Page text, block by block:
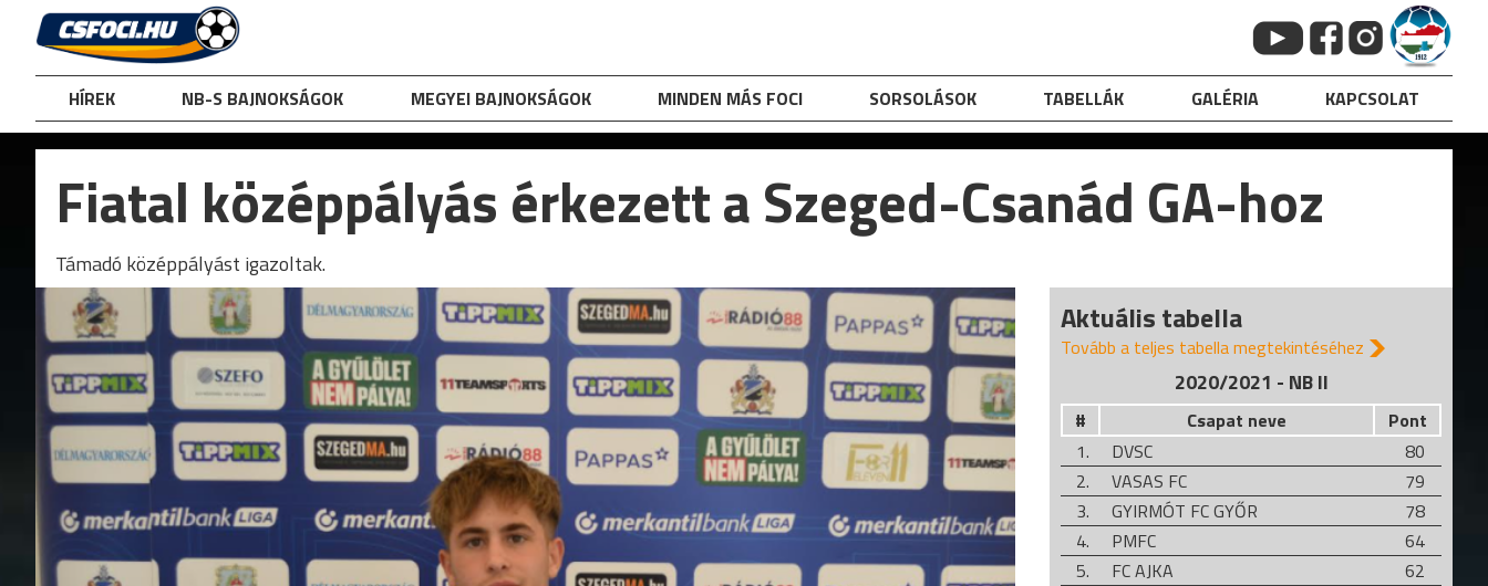
content
HÍREK NB-S BAJNOKSÁGOK MEGYEI BAJNOKSÁGOK MINDEN MÁS FOCI SORSOLÁSOK TABELLÁK GALÉRIA KAPCSOLAT
Fiatal középpályás érkezett a Szeged-Csanád GA-hoz
Támadó középpályást igazoltak.
Aktuális tabella
Tovább a teljes tabella megtekintéséhez
2020/2021 - NB II
# Csapat neve
Pont
1.
DVSC
80
2.
VASAS FC
79
3.
GYIRMÓT FC GYŐR
78
4.
PMFC
64
5.
FC AJKA
62